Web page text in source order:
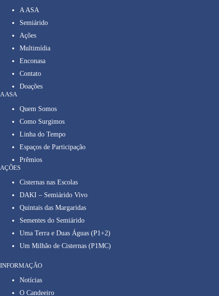
A ASA
Semiárido
Ações
Multimídia
Enconasa
Contato
Doações
A ASA
Quem Somos
Como Surgimos
Linha do Tempo
Espaços de Participação
Prêmios
AÇÕES
Cisternas nas Escolas
DAKI – Semiárido Vivo
Quintais das Margaridas
Sementes do Semiárido
Uma Terra e Duas Águas (P1+2)
Um Milhão de Cisternas (P1MC)
INFORMAÇÃO
Notícias
O Candeeiro